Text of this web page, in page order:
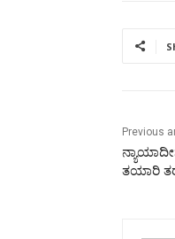
Previous
ತಯಾರಿ